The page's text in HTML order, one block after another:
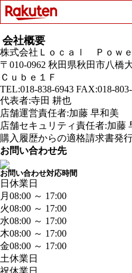
会社概要
株式会社Ｌｏｃａｌ Ｐｏｗｅ
〒010-0962 秋田県秋田市八橋
Ｃｕｂｅ１Ｆ
TEL:018-838-6943 FAX:018-
代表者:寺田 耕也
店舗運営責任者:加藤 早和美
店舗セキュリティ責任者:加藤
購入履歴からの適格請求書発
お問い合わせ先
お問い合わせ対応時間
日 休業日
月 08:00 ～ 17:00
火08:00 ～ 17:00
水08:00 ～ 17:00
木08:00 ～ 17:00
金08:00 ～ 17:00
土休業日
祝休業日